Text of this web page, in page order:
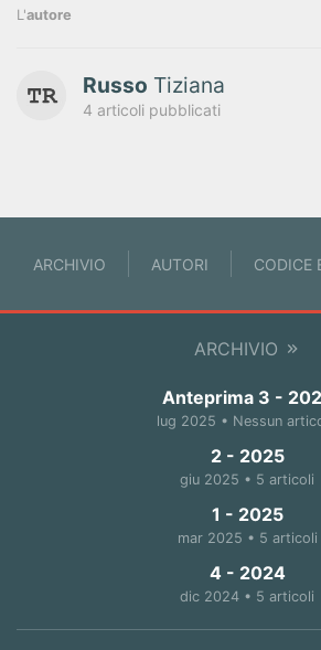
L'autore
Russo Tiziana
4 articoli pubblicati
ARCHIVIO AUTORI CODICE
ARCHIVIO
Anteprima 3 -
lug 2025 • Nessun
2 - 2025
giu 2025 • 5 articoli
1 - 2025
mar 2025 • 5 articoli
4 - 2024
dic 2024 • 5 articoli